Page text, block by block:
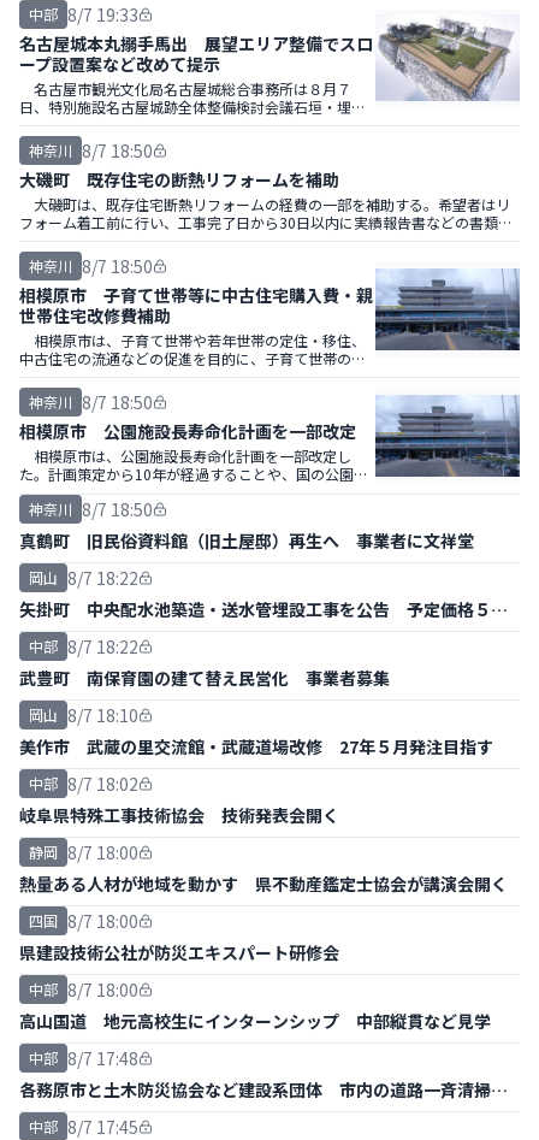
中部 8/7 19:33
名古屋城本丸搦手馬出 展望エリア整備でスロ
ープ設置案など改めて提示
名古屋市観光文化局名古屋城総合事務所は８月７
日、特別施設名古屋城跡全体整備検討会議石垣・埋蔵
文化財部会（第72回）を開き、名古屋城跡の修景や、
石垣の保存方針などについて議論を交わした。
神奈川 8/7 18:50
大磯町 既存住宅の断熱リフォームを補助
大磯町は、既存住宅断熱リフォームの経費の一部を補助する。希望者はリ
フォーム着工前に行い、工事完了日から30日以内に実績報告書などの書類を
提出する。
神奈川 8/7 18:50
相模原市 子育て世帯等に中古住宅購入費・親
世帯住宅改修費補助
相模原市は、子育て世帯や若年世帯の定住・移住、
中古住宅の流通などの促進を目的に、子育て世帯の中
古住宅購入費や親世帯が所有する住宅改修費の一部を
補助する。
神奈川 8/7 18:50
相模原市 公園施設長寿命化計画を一部改定
相模原市は、公園施設長寿命化計画を一部改定し
た。計画策定から10年が経過することや、国の公園施
設長寿命化計画策定指針の改定などを踏まえ見直し
た。
神奈川 8/7 18:50
真鶴町 旧民俗資料館（旧土屋邸）再生へ 事業者に文祥堂
岡山 8/7 18:22
矢掛町 中央配水池築造・送水管埋設工事を公告 予定価格５億
円
中部 8/7 18:22
武豊町 南保育園の建て替え民営化 事業者募集
岡山 8/7 18:10
美作市 武蔵の里交流館・武蔵道場改修 27年５月発注目指す
中部 8/7 18:02
岐阜県特殊工事技術協会 技術発表会開く
静岡 8/7 18:00
熱量ある人材が地域を動かす 県不動産鑑定士協会が講演会開く
四国 8/7 18:00
県建設技術公社が防災エキスパート研修会
中部 8/7 18:00
高山国道 地元高校生にインターンシップ 中部縦貫など見学
中部 8/7 17:48
各務原市と土木防災協会など建設系団体 市内の道路一斉清掃ボ
ランティア
中部 8/7 17:45